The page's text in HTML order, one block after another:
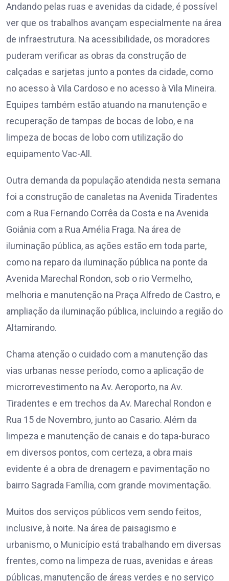
Andando pelas ruas e avenidas da cidade, é possível
ver que os trabalhos avançam especialmente na área
de infraestrutura. Na acessibilidade, os moradores
puderam verificar as obras da construção de
calçadas e sarjetas junto a pontes da cidade, como
no acesso à Vila Cardoso e no acesso à Vila Mineira.
Equipes também estão atuando na manutenção e
recuperação de tampas de bocas de lobo, e na
limpeza de bocas de lobo com utilização do
equipamento Vac-All.
Outra demanda da população atendida nesta semana
foi a construção de canaletas na Avenida Tiradentes
com a Rua Fernando Corrêa da Costa e na Avenida
Goiânia com a Rua Amélia Fraga. Na área de
iluminação pública, as ações estão em toda parte,
como na reparo da iluminação pública na ponte da
Avenida Marechal Rondon, sob o rio Vermelho,
melhoria e manutenção na Praça Alfredo de Castro, e
ampliação da iluminação pública, incluindo a região do
Altamirando.
Chama atenção o cuidado com a manutenção das
vias urbanas nesse período, como a aplicação de
microrrevestimento na Av. Aeroporto, na Av.
Tiradentes e em trechos da Av. Marechal Rondon e
Rua 15 de Novembro, junto ao Casario. Além da
limpeza e manutenção de canais e do tapa-buraco
em diversos pontos, com certeza, a obra mais
evidente é a obra de drenagem e pavimentação no
bairro Sagrada Família, com grande movimentação.
Muitos dos serviços públicos vem sendo feitos,
inclusive, à noite. Na área de paisagismo e
urbanismo, o Município está trabalhando em diversas
frentes, como na limpeza de ruas, avenidas e áreas
públicas, manutenção de áreas verdes e no serviço